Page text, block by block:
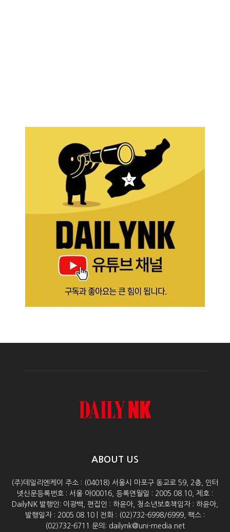
ABOUT US
(주)데일리엔케이 주소 : (04018) 서울시 마포구 동교로 59, 2층, 인터
넷신문등록번호 : 서울 아00016, 등록연월일 : 2005.08.10, 제호 :
DailyNK 발행인: 이광백, 편집인 : 하윤아, 청소년보호책임자 : 하윤아,
발행일자 : 2005.08.10 | 전화 : (02)732-6998/6999, 팩스 :
(02)732-6711 문의: dailynk@uni-media.net